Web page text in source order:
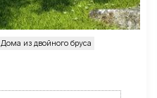
Дома из двойного бруса